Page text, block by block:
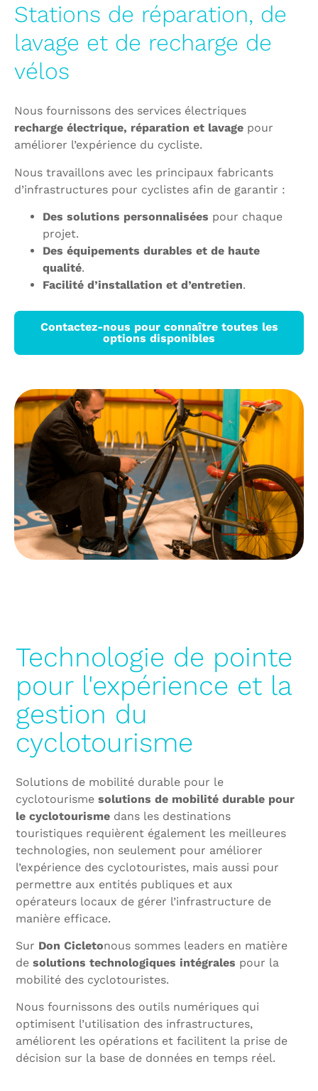
Stations de réparation, de
lavage et de recharge de
vélos
Nous fournissons des services électriques
recharge électrique, réparation et lavage pour
améliorer l’expérience du cycliste.
Nous travaillons avec les principaux fabricants
d’infrastructures pour cyclistes afin de garantir :
Des solutions personnalisées pour chaque
projet.
Des équipements durables et de haute
qualité.
Facilité d’installation et d’entretien.
Contactez-nous pour connaître toutes les
options disponibles
Technologie de pointe
pour l'expérience et la
gestion du
cyclotourisme
Solutions de mobilité durable pour le
cyclotourismesolutions de mobilité durable pour
le cyclotourisme dans les destinations
touristiques requièrent également les meilleures
technologies, non seulement pour améliorer
l’expérience des cyclotouristes, mais aussi pour
permettre aux entités publiques et aux
opérateurs locaux de gérer l’infrastructure de
manière efficace.
Sur Don Cicletonous sommes leaders en matière
desolutions technologiques intégrales pour la
mobilité des cyclotouristes.
Nous fournissons des outils numériques qui
optimisent l’utilisation des infrastructures,
améliorent les opérations et facilitent la prise de
décision sur la base de données en temps réel.